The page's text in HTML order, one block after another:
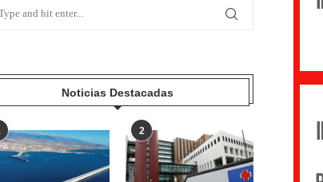
Noticias Destacadas
2